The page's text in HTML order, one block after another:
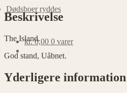
Dødsboer ryddes
kr.0,00 0 varer
Beskrivelse
The Island.
God stand, Uåbnet.
Yderligere information